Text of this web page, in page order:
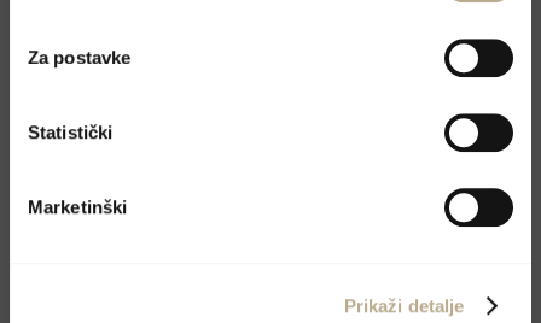
Za postavke
Statistički
Marketinški
Prikaži detalje